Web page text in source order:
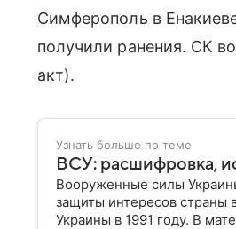
Симферополь в
получили ранения. СК
акт).
Узнать больше по теме
ВСУ: расшифровка,
Вооруженные силы
защиты интересов страны
Украины в 1991 году. В